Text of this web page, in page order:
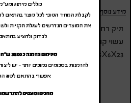
מידע נוסף
תיק רחצה/איפור מעוצב
עשוי קנבס בשילוב שעם
18.5X6X23 ס"מ
כוללים מיתוג ומע"מ
לקבלת המחיר הסופי לכל מוצר בהתאם
את המוצרים הנדרשים לעגלת הקניות
לבדוק ולהציע
מינימום הזמנה כ 3500 ש"ח + מע"מ
להזמנות בסכומים נמוכים יותר – יש
אפשרי בהתאם לסוג
מחכים ומצפים